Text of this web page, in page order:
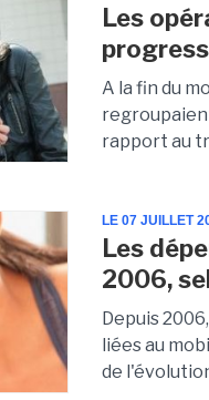
Les
A la fin du
rapport au
LE 07 JUILLET
Les
2006,
Depuis
liées au
de